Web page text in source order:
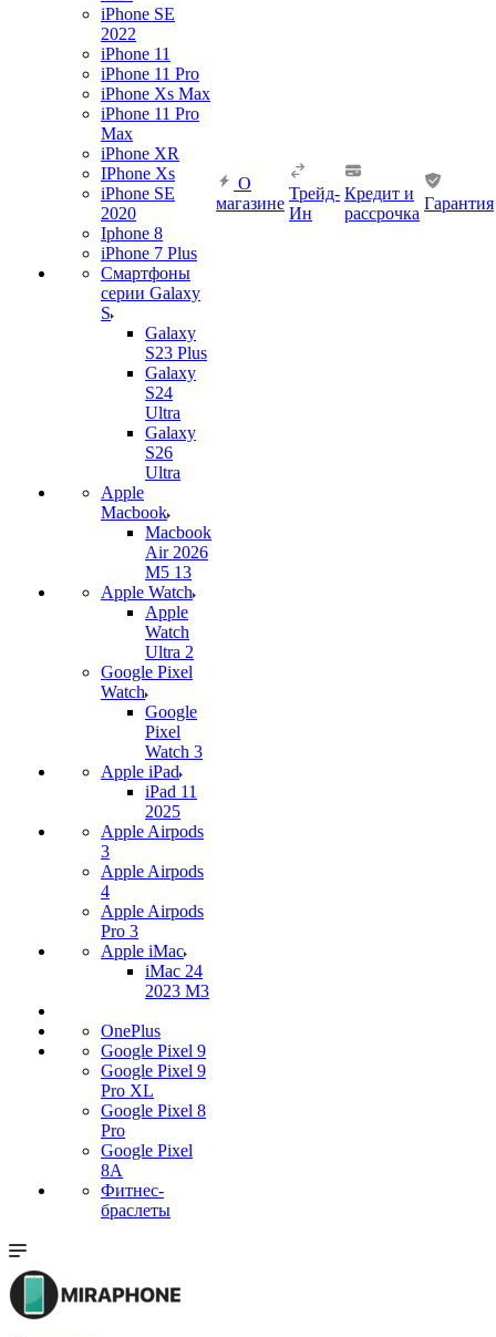
iPhone SE
2022
iPhone 11
iPhone 11 Pro
iPhone Xs Max
iPhone 11 Pro
Max
iPhone XR
IPhone Xs
iPhone SE
2020
Iphone 8
iPhone 7 Plus
Смартфоны
серии Galaxy
S
Galaxy
S23 Plus
Galaxy
S24
Ultra
Galaxy
S26
Ultra
Apple
Macbook
Macbook
Air 2026
M5 13
Apple Watch
Apple
Watch
Ultra 2
Google Pixel
Watch
Google
Pixel
Watch 3
Apple iPad
iPad 11
2025
Apple Airpods
3
Apple Airpods
4
Apple Airpods
Pro 3
Apple iMac
iMac 24
2023 M3
OnePlus
Google Pixel 9
Google Pixel 9
Pro XL
Google Pixel 8
Pro
Google Pixel
8A
Фитнес-
браслеты
О
магазине
Трейд-
Ин
Кредит и
рассрочка
Гарантия